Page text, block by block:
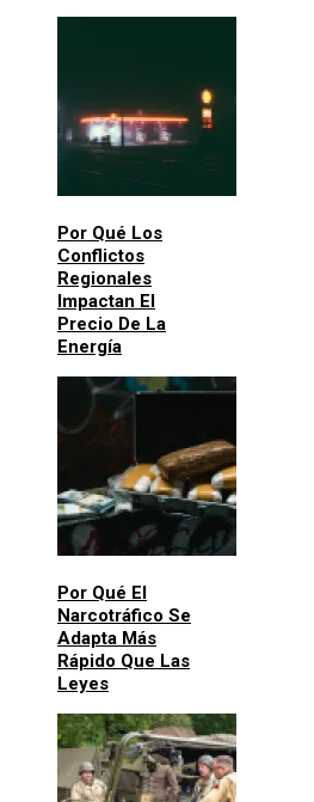
Por Qué Los
Conflictos
Regionales
Impactan El
Precio De La
Energía
Por Qué El
Narcotráfico Se
Adapta Más
Rápido Que Las
Leyes